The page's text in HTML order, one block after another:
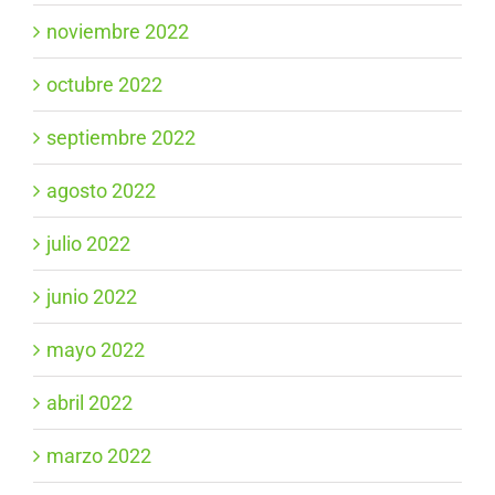
noviembre 2022
octubre 2022
septiembre 2022
agosto 2022
julio 2022
junio 2022
mayo 2022
abril 2022
marzo 2022